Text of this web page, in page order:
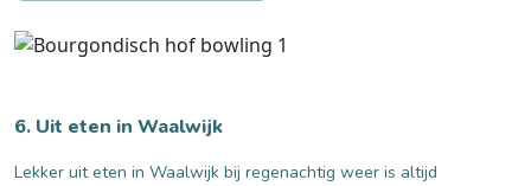
6. Uit eten in Waalwijk
Lekker uit eten in Waalwijk bij regenachtig weer is altijd